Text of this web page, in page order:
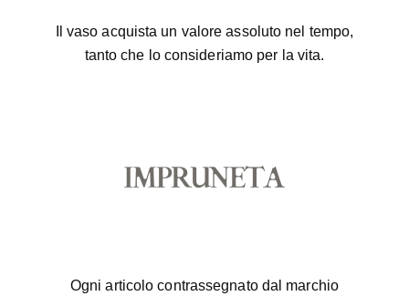
Il vaso acquista un valore assoluto nel tempo,
tanto che lo consideriamo per la vita.
Ogni articolo contrassegnato dal marchio